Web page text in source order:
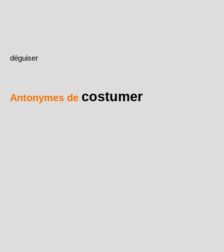
déguiser
Antonymes de costumer